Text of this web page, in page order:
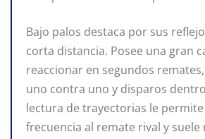
Bajo palos destaca por sus
corta distancia. Posee una gran
reaccionar en segundos
uno contra uno y disparos
lectura de trayectorias le
frecuencia al remate rival y